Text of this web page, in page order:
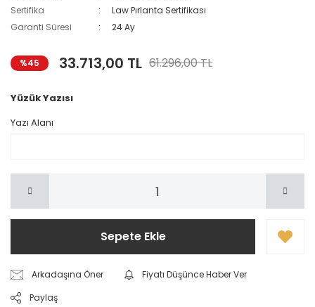
Sertifika
Law Pırlanta Sertifikası
Garanti Süresi
24 Ay
%45 33.713,00 TL 61.296,00 TL
Yüzük Yazısı
Yazı Alanı
Sepete Ekle
Arkadaşına Öner
Fiyatı Düşünce Haber Ver
Paylaş